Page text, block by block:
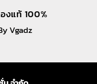
งแท้ 100%
Vgadz